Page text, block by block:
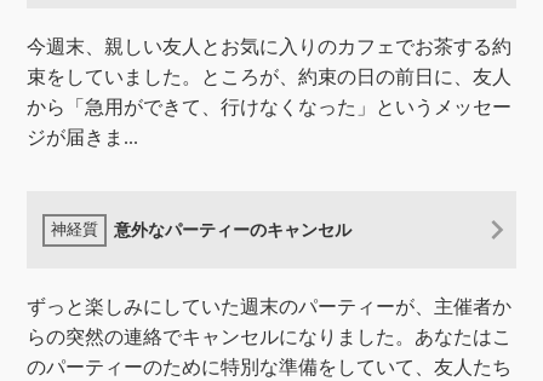
今週末、親しい友人とお気に入りのカフェでお茶する約
束をしていました。ところが、約束の日の前日に、友人
から「急用ができて、行けなくなった」というメッセー
ジが届きま...
意外なパーティーのキャンセル
ずっと楽しみにしていた週末のパーティーが、主催者か
らの突然の連絡でキャンセルになりました。あなたはこ
のパーティーのために特別な準備をしていて、友人たち